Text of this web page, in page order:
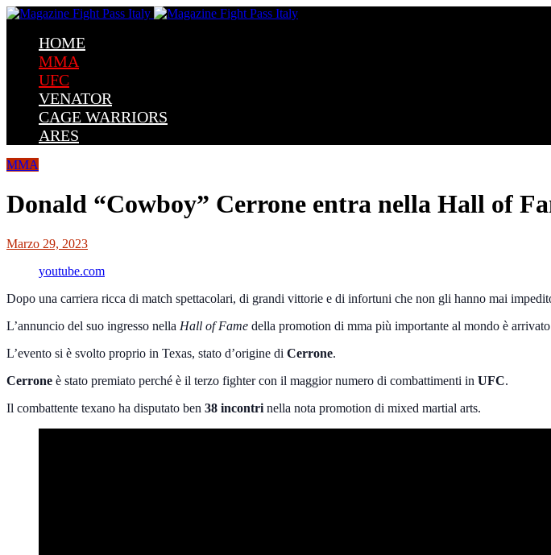
HOME
MMA
UFC
VENATOR
CAGE WARRIORS
ARES
MMA
Donald “Cowboy” Cerrone entra nella Hall of
Marzo 29, 2023
youtube.com
Dopo una carriera ricca di match spettacolari, di grandi vittorie e di infortuni che non gli hanno mai
L’annuncio del suo ingresso nella Hall of Fame della promotion di mma più importante al mondo è arrivato
L’evento si è svolto proprio in Texas, stato d’origine di Cerrone.
Cerrone è stato premiato perché è il terzo fighter con il maggior numero di combattimenti in UFC.
Il combattente texano ha disputato ben 38 incontri nella nota promotion di mixed martial arts.